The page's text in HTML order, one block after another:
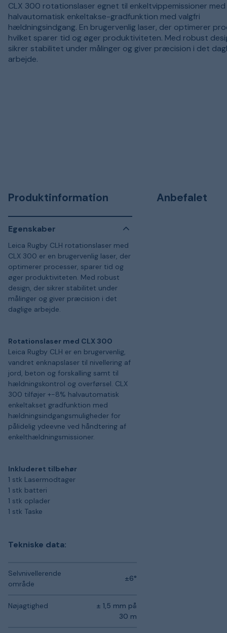
CLX 300 rotationslaser egnet til enkeltvippemissioner
halvautomatisk enkeltakse-gradfunktion med valgfri
hældningsindgang. En brugervenlig laser, der optimerer
hvilket sparer tid og øger produktiviteten. Med robust
sikrer stabilitet under målinger og giver præcision i det
arbejde.
Produktinformation
Egenskaber
Leica Rugby CLH rotationslaser med
CLX 300 er en brugervenlig laser, der
optimerer processer, sparer tid og
øger produktiviteten. Med robust
design, der sikrer stabilitet under
målinger og giver præcision i det
daglige arbejde.
Rotationslaser med CLX 300
Leica Rugby CLH er en brugervenlig,
vandret enknapslaser til nivellering af
jord, beton og forskalling samt til
hældningskontrol og overførsel. CLX
300 tilføjer +-8% halvautomatisk
enkeltakset gradfunktion med
hældningsindgangsmuligheder for
pålidelig ydeevne ved håndtering af
enkelthældningsmissioner.
Inkluderet tilbehør
1 stk Lasermodtager
1 stk batteri
1 stk oplader
1 stk Taske
Tekniske data:
Selvnivellerende
område
±6°
Nøjagtighed
± 1,5 mm på
30 m
Anbefalet